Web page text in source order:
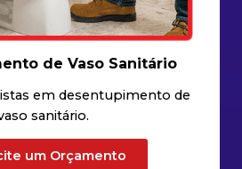
de Vaso Sanitário
em desentupimento de
sanitário.
um Orçamento